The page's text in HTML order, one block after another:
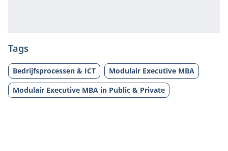
Tags
Bedrijfsprocessen & ICT
Modulair Executive MBA
Modulair Executive MBA in Public & Private